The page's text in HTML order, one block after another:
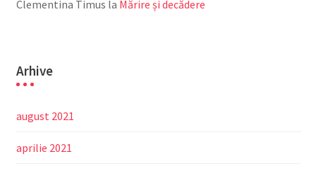
Clementina Timus la Mărire și decădere
Arhive
august 2021
aprilie 2021